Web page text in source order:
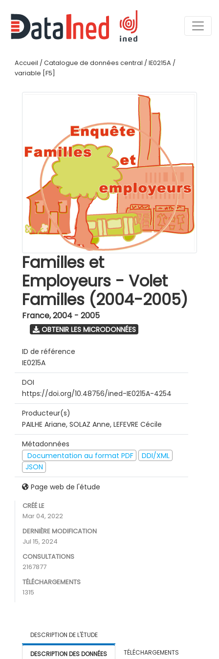
Accueil / Catalogue de données central / IE0215A /
variable [F5]
Familles et
Employeurs - Volet
Familles (2004-2005)
France,2004 - 2005
OBTENIR LES MICRODONNÉES
ID de référence
IE0215A
DOI
https://doi.org/10.48756/ined-IE0215A-4254
Producteur(s)
PAILHE Ariane, SOLAZ Anne, LEFEVRE Cécile
Métadonnées
Documentation au format PDF
DDI/XML
JSON
Page web de l'étude
CRÉÉ LE
Mar 04, 2022
DERNIÈRE MODIFICATION
Jul 15, 2024
CONSULTATIONS
2167877
TÉLÉCHARGEMENTS
1315
DESCRIPTION DE L'ÉTUDE
DESCRIPTION DES DONNÉES TÉLÉCHARGEMENTS